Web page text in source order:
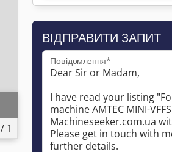
/ 1
ВІДПРАВИТИ ЗАПИТ
Повідомлення*